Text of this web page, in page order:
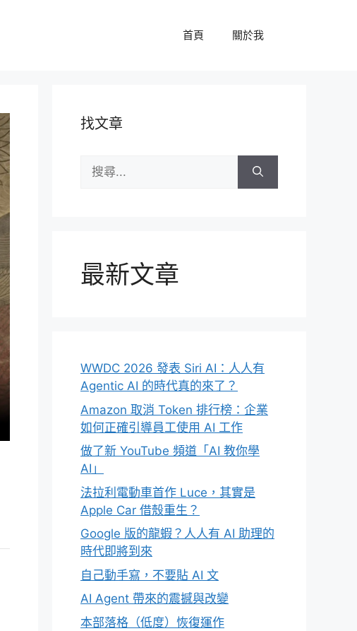
首頁 關於我
找文章
尋:
最新文章
WWDC 2026 發表 Siri AI：人人有
Agentic AI 的時代真的來了？
Amazon 取消 Token 排行榜：企業
如何正確引導員工使用 AI 工作
做了新 YouTube 頻道「AI 教你學
AI」
法拉利電動車首作 Luce，其實是
Apple Car 借殼重生？
Google 版的龍蝦？人人有 AI 助理的
時代即將到來
自己動手寫，不要貼 AI 文
AI Agent 帶來的震撼與改變
本部落格（低度）恢復運作